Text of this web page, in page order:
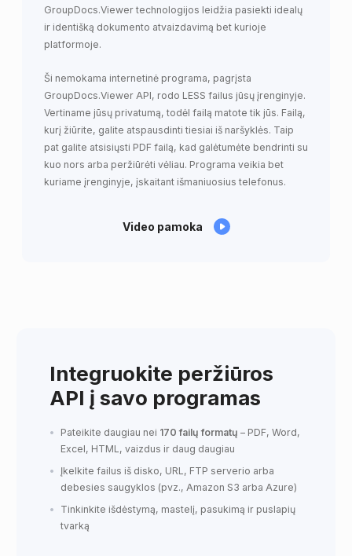
GroupDocs.Viewer technologijos leidžia pasiekti idealų
ir identišką dokumento atvaizdavimą bet kurioje
platformoje.
Ši nemokama internetinė programa, pagrįsta
GroupDocs.Viewer API, rodo LESS failus jūsų įrenginyje.
Vertiname jūsų privatumą, todėl failą matote tik jūs. Failą,
kurį žiūrite, galite atspausdinti tiesiai iš naršyklės. Taip
pat galite atsisiųsti PDF failą, kad galėtumėte bendrinti su
kuo nors arba peržiūrėti vėliau. Programa veikia bet
kuriame įrenginyje, įskaitant išmaniuosius telefonus.
Video pamoka
Integruokite peržiūros
API į savo programas
Pateikite daugiau nei 170 failų formatų – PDF, Word,
Excel, HTML, vaizdus ir daug daugiau
Įkelkite failus iš disko, URL, FTP serverio arba
debesies saugyklos (pvz., Amazon S3 arba Azure)
Tinkinkite išdėstymą, mastelį, pasukimą ir puslapių
tvarką